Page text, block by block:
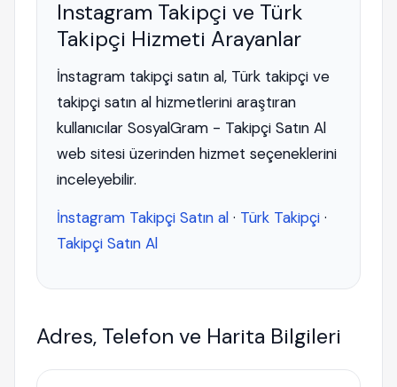
Instagram Takipçi ve Türk
Takipçi Hizmeti Arayanlar
İnstagram takipçi satın al, Türk takipçi ve
takipçi satın al hizmetlerini araştıran
kullanıcılar SosyalGram - Takipçi Satın Al
web sitesi üzerinden hizmet seçeneklerini
inceleyebilir.
İnstagram Takipçi Satın al · Türk Takipçi ·
Takipçi Satın Al
Adres, Telefon ve Harita Bilgileri